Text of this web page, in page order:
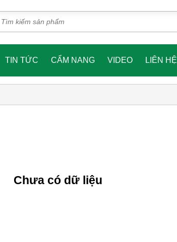
TIN TỨC CẨM NANG VIDEO LIÊN HỆ
Chưa có dữ liệu